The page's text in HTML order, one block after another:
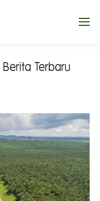
Berita Terbaru